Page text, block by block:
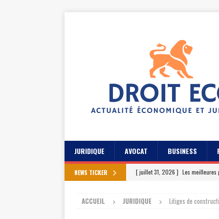
JURIDIQUE AVOCAT BUSINESS
NEWS TICKER [ juillet 31, 2026 ] Les meilleures
[ juillet 23, 2026 ] Les
ACCUEIL JURIDIQUE Litiges de